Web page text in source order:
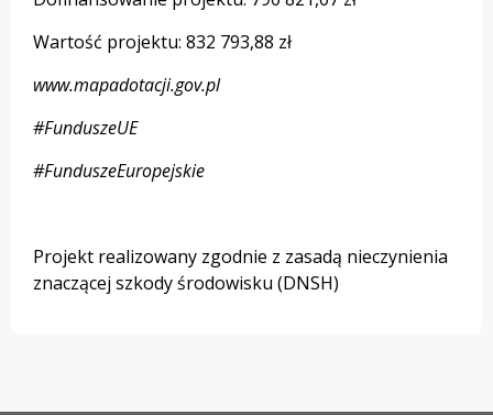
Wartość projektu: 832 793,88 zł
www.mapadotacji.gov.pl
#FunduszeUE
#FunduszeEuropejskie
Projekt realizowany zgodnie z zasadą nieczynienia
znaczącej szkody środowisku (DNSH)